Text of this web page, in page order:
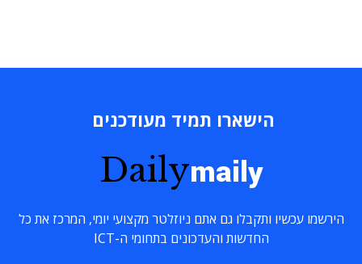
הישארו תמיד מעודכנים
Dailymaily
הירשמו עכשיו ותקבלו גם אתם ניוזלטר מקצועי יומי, המרכז את כל
החדשות והעדכונים בתחומי ה-ICT